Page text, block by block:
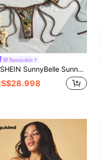
Sunnyshic
SHEIN SunnyBelle SunnyBelle-D Conjunto de 3 piezas de traje de baño sexy para mujer con top de bikini triángulo con cuello halter, top bandeau con cuello halter y braguita de bikini con lazo lateral, estampado de béisbol de playa de verano en tela texturizada